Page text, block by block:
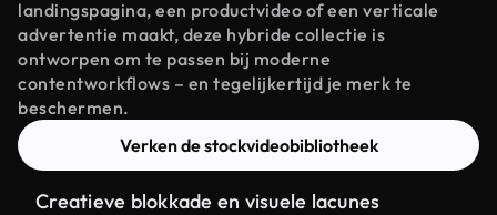
landingspagina, een productvideo of een verticale
advertentie maakt, deze hybride collectie is
ontworpen om te passen bij moderne
contentworkflows – en tegelijkertijd je merk te
beschermen.
Verken de stockvideobibliotheek
Creatieve blokkade en visuele lacunes